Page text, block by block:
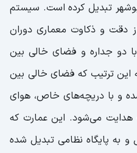
لبریز از خاطره
برای کاروان‌های
پرندگان
برای تماشای غروب
زندگی محلی در آغوش
تبدیل کرده است. سیستم
دقت و ذکاوت معماری دوران
دو جداره و فضای خالی بین
این ترتیب که فضای خالی بین
و با دریچه‌های خاص، هوای
می‌شود. این عمارت که
و به پایگاه نظامی تبدیل شده